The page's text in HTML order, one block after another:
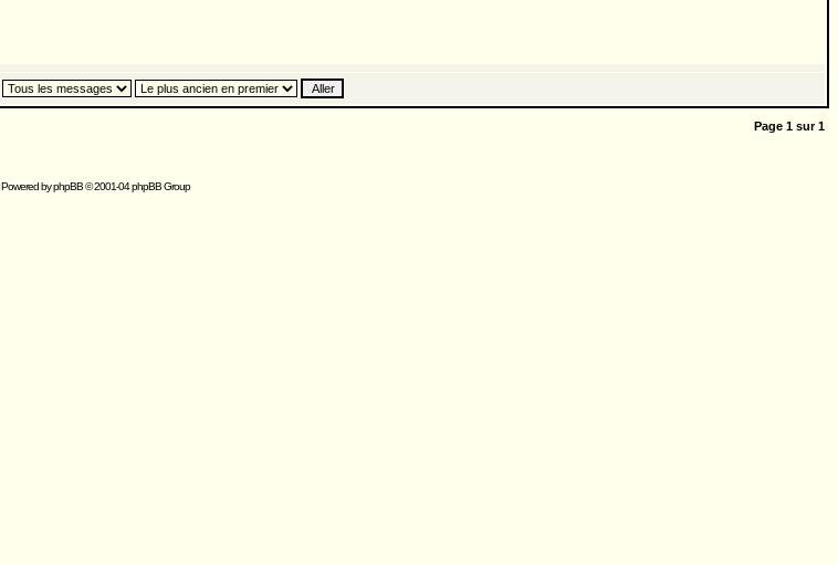
Page 1 sur1
Powered byphpBB© 2001-04 phpBB Group